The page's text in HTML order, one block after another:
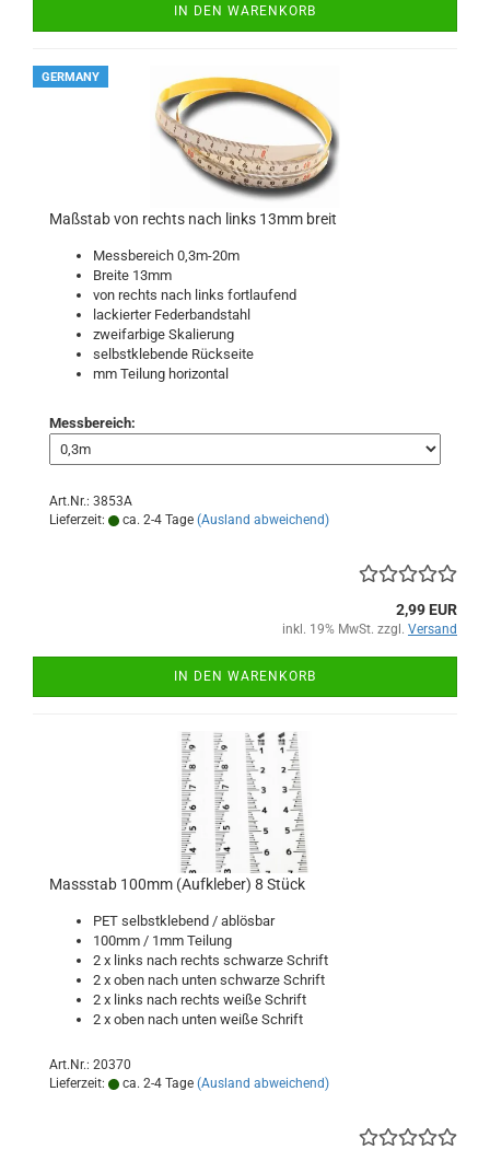
IN DEN WARENKORB
GERMANY
Maßstab von rechts nach links 13mm breit
Messbereich 0,3m-20m
Breite 13mm
von rechts nach links fortlaufend
lackierter Federbandstahl
zweifarbige Skalierung
selbstklebende Rückseite
mm Teilung horizontal
Messbereich:
Art.Nr.: 3853A
Lieferzeit:
ca. 2-4 Tage (Ausland abweichend)
2,99 EUR
inkl. 19% MwSt. zzgl. Versand
IN DEN WARENKORB
Massstab 100mm (Aufkleber) 8 Stück
PET selbstklebend / ablösbar
100mm / 1mm Teilung
2 x links nach rechts schwarze Schrift
2 x oben nach unten schwarze Schrift
2 x links nach rechts weiße Schrift
2 x oben nach unten weiße Schrift
Art.Nr.: 20370
Lieferzeit:
ca. 2-4 Tage (Ausland abweichend)